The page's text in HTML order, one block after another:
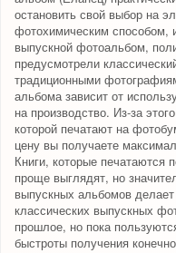
остановить свой выбор на
фотохимическим способом,
выпускной фотоальбом,
предусмотрели
традиционными
альбома зависит от
на производство. Из-за
которой печатают на
цену вы получаете
Книги, которые печатаются
проще выглядят, но
выпускных альбомов
классических выпускных
прошлое, но пока
быстроты получения